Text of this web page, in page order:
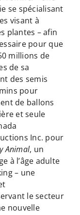
se spécialisant
visant à
plantes – afin
pour que
millions de
de sa
des semis
pour
de ballons
et seule
Inc. pour
Animal, un
à l’âge adulte
– une
le secteur
nouvelle